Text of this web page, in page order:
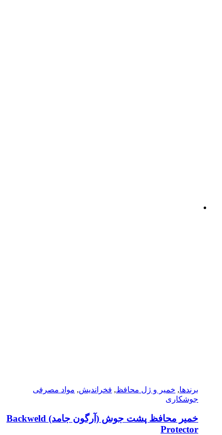
برندها, خمیر و ژل محافظ, فخراندیش, مواد مصرفی
جوشکاری
خمیر محافظ پشت جوش (آرگون جامد) Backweld
Protector